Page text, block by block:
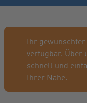
Ihr
verfügbar. Über
schnell und
Ihrer Nähe.